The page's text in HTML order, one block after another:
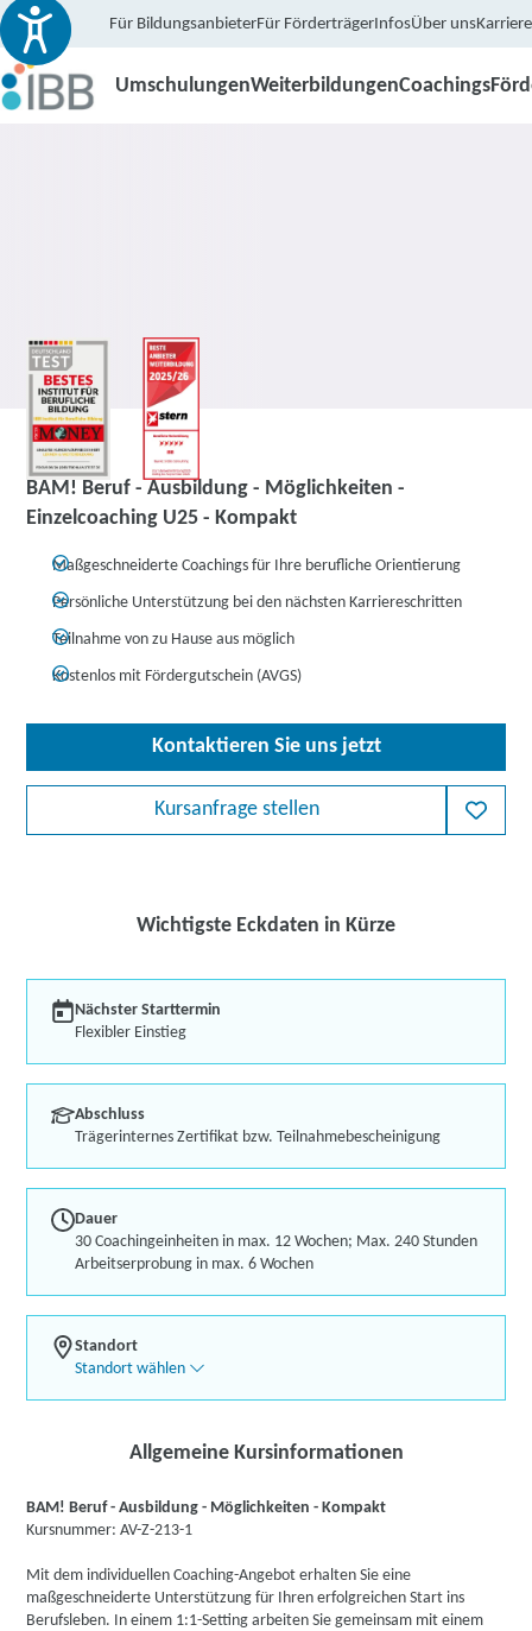
Für BildungsanbieterFür FörderträgerInfosÜber unsKarriere
UmschulungenWeiterbildungenCoachings
Coaching
BAM! Beruf - Ausbildung - Möglichkeiten -
Einzelcoaching U25 - Kompakt
Maßgeschneiderte Coachings für Ihre berufliche Orientierung
Persönliche Unterstützung bei den nächsten Karriereschritten
Teilnahme von zu Hause aus möglich
Kostenlos mit Fördergutschein (AVGS)
Kontaktieren Sie uns jetzt
Kursanfrage stellen
Wichtigste Eckdaten in Kürze
Nächster Starttermin
Flexibler Einstieg
Abschluss
Trägerinternes Zertifikat bzw. Teilnahmebescheinigung
Dauer
30 Coachingeinheiten in max. 12 Wochen; Max. 240 Stunden
Arbeitserprobung in max. 6 Wochen
Standort
Standort wählen
Allgemeine Kursinformationen
BAM! Beruf - Ausbildung - Möglichkeiten - Kompakt
Kursnummer: AV-Z-213-1
Mit dem individuellen Coaching-Angebot erhalten Sie eine
maßgeschneiderte Unterstützung für Ihren erfolgreichen Start ins
Berufsleben. In einem 1:1-Setting arbeiten Sie gemeinsam mit einem